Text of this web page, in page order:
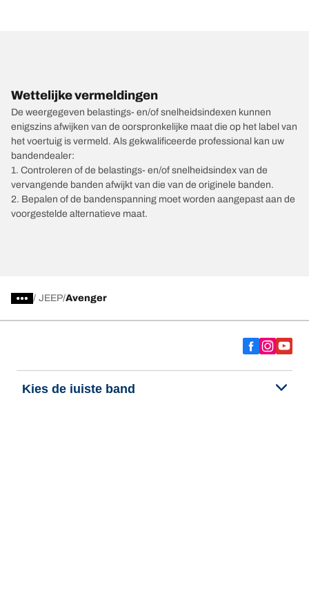
Wettelijke vermeldingen
De weergegeven belastings- en/of snelheidsindexen kunnen
enigszins afwijken van de oorspronkelijke maat die op het label van
het voertuig is vermeld. Als gekwalificeerde professional kan uw
bandendealer:
1. Controleren of de belastings- en/of snelheidsindex van de
vervangende banden afwijkt van die van de originele banden.
2. Bepalen of de bandenspanning moet worden aangepast aan de
voorgestelde alternatieve maat.
/ JEEP Avenger
Kies de juiste band